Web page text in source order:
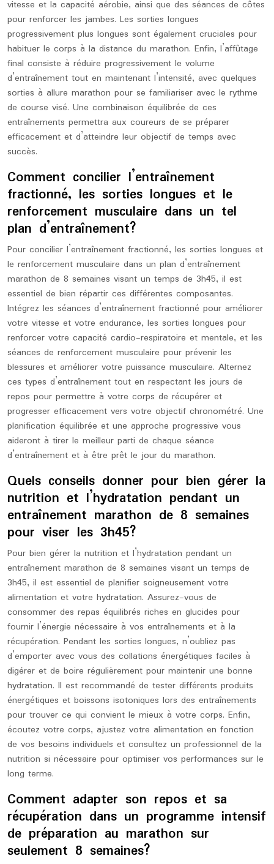
vitesse et la capacité aérobie, ainsi que des séances de côtes
pour renforcer les jambes. Les sorties longues
progressivement plus longues sont également cruciales pour
habituer le corps à la distance du marathon. Enfin, l’affûtage
final consiste à réduire progressivement le volume
d’entraînement tout en maintenant l’intensité, avec quelques
sorties à allure marathon pour se familiariser avec le rythme
de course visé. Une combinaison équilibrée de ces
entraînements permettra aux coureurs de se préparer
efficacement et d’atteindre leur objectif de temps avec
succès.
Comment concilier l’entraînement
fractionné, les sorties longues et le
renforcement musculaire dans un tel
plan d’entraînement?
Pour concilier l’entraînement fractionné, les sorties longues et
le renforcement musculaire dans un plan d’entraînement
marathon de 8 semaines visant un temps de 3h45, il est
essentiel de bien répartir ces différentes composantes.
Intégrez les séances d’entraînement fractionné pour améliorer
votre vitesse et votre endurance, les sorties longues pour
renforcer votre capacité cardio-respiratoire et mentale, et les
séances de renforcement musculaire pour prévenir les
blessures et améliorer votre puissance musculaire. Alternez
ces types d’entraînement tout en respectant les jours de
repos pour permettre à votre corps de récupérer et
progresser efficacement vers votre objectif chronométré. Une
planification équilibrée et une approche progressive vous
aideront à tirer le meilleur parti de chaque séance
d’entraînement et à être prêt le jour du marathon.
Quels conseils donner pour bien gérer la
nutrition et l’hydratation pendant un
entraînement marathon de 8 semaines
pour viser les 3h45?
Pour bien gérer la nutrition et l’hydratation pendant un
entraînement marathon de 8 semaines visant un temps de
3h45, il est essentiel de planifier soigneusement votre
alimentation et votre hydratation. Assurez-vous de
consommer des repas équilibrés riches en glucides pour
fournir l’énergie nécessaire à vos entraînements et à la
récupération. Pendant les sorties longues, n’oubliez pas
d’emporter avec vous des collations énergétiques faciles à
digérer et de boire régulièrement pour maintenir une bonne
hydratation. Il est recommandé de tester différents produits
énergétiques et boissons isotoniques lors des entraînements
pour trouver ce qui convient le mieux à votre corps. Enfin,
écoutez votre corps, ajustez votre alimentation en fonction
de vos besoins individuels et consultez un professionnel de la
nutrition si nécessaire pour optimiser vos performances sur le
long terme.
Comment adapter son repos et sa
récupération dans un programme intensif
de préparation au marathon sur
seulement 8 semaines?